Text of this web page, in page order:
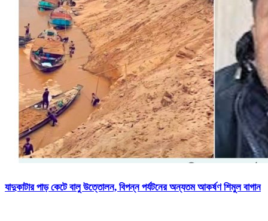
যাদুকাটার পাড় কেটে বালু উত্তোলন, বিপন্ন পর্যটনের অন্যতম আকর্ষণ শিমুল বাগান